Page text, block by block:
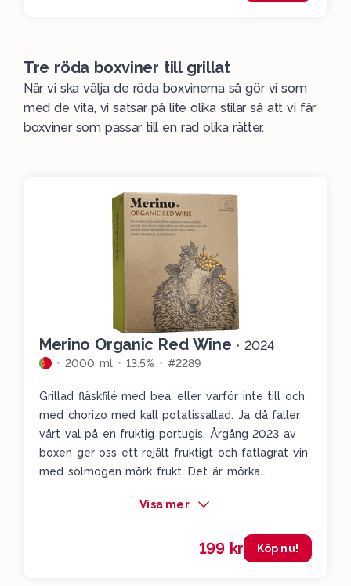
Tre röda boxviner till grillat
När vi ska välja de röda boxvinerna så gör vi som
med de vita, vi satsar på lite olika stilar så att vi får
boxviner som passar till en rad olika rätter.
Merino Organic Red Wine • 2024
2000 ml 13.5% #2289
Grillad fläskfilé med bea, eller varför inte till och
med chorizo med kall potatissallad. Ja då faller
vårt val på en fruktig portugis. Årgång 2023 av
boxen ger oss ett rejält fruktigt och fatlagrat vin
med solmogen mörk frukt. Det är mörka
choklad och vanilj. Fruktigt, kryddigt, kompakt och
Visa mer
199 kr Köp nu!